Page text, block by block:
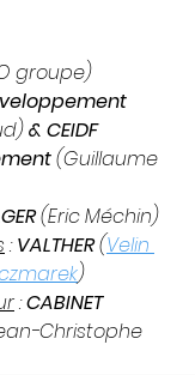
groupe)
& CEIDF
(Guillaume
(Eric Méchin)
: VALTHER (Velin
)
: CABINET
Christophe